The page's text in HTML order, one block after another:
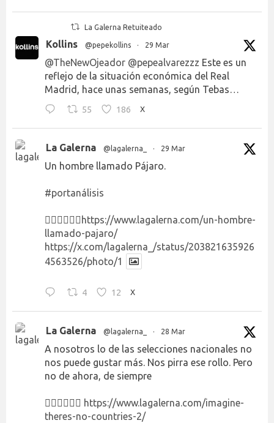
La Galerna Retuiteado
Kollins @pepekollins · 29 Mar
@TheNewOjeador @pepealvarezzz Este es un
reflejo de la situación económica del Real
Madrid, hace unas semanas, según Tebas…
55 186 X
La Galerna @lagalerna_ · 29 Mar
Un hombre llamado Pájaro.
#portanálisis
👉🏻👉🏻👉🏻 https://www.lagalerna.com/un-hombre-
llamado-pajaro/
https://x.com/lagalerna_/status/203821635926
4563526/photo/1
4 12 X
La Galerna @lagalerna_ · 28 Mar
A nosotros lo de las selecciones nacionales no
nos puede gustar más. Nos pirra ese rollo. Pero
no de ahora, de siempre
👉🏻👉🏻👉🏻 https://www.lagalerna.com/imagine-
theres-no-countries-2/